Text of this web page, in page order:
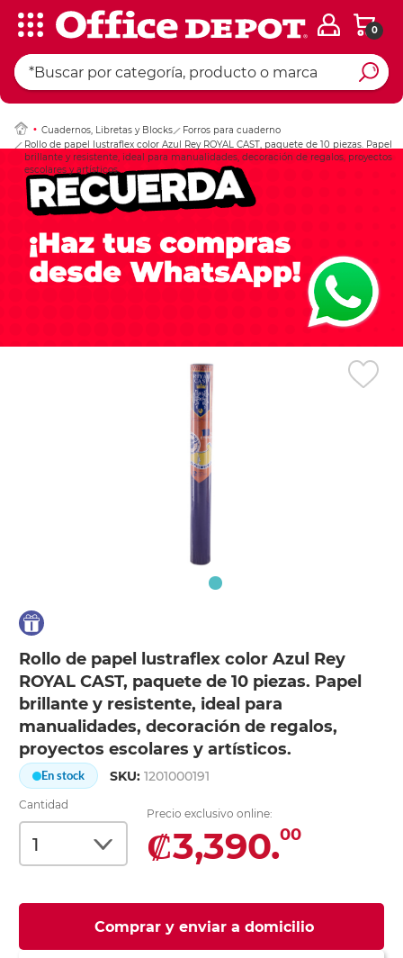
0
Cuadernos, Libretas y Blocks
Forros para cuaderno
Rollo de papel lustraflex color Azul Rey ROYAL CAST, paquete de 10 piezas. Papel
brillante y resistente, ideal para manualidades, decoración de regalos, proyectos
escolares y artísticos.
Rollo de papel lustraflex color Azul Rey
ROYAL CAST, paquete de 10 piezas. Papel
brillante y resistente, ideal para
manualidades, decoración de regalos,
proyectos escolares y artísticos.
En stock SKU:1201000191
Cantidad
Precio exclusivo online:
₡3,390.00
Comprar y enviar a domicilio
Ingresar Codigo